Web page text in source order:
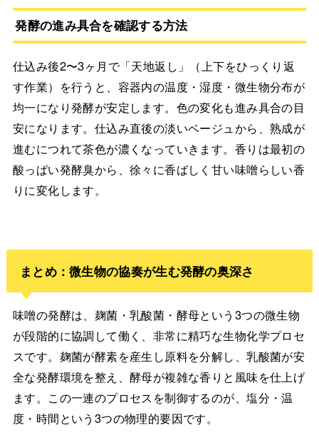
発酵の進み具合を確認する方法
仕込み後2〜3ヶ月で「天地返し」（上下をひっくり返
す作業）を行うと、容器内の温度・湿度・微生物分布が
均一になり発酵が安定します。色の変化も進み具合の目
安になります。仕込み直後の淡いベージュから、熟成が
進むにつれて茶色が濃くなっていきます。香りは最初の
酸っぱい発酵臭から、徐々に香ばしく甘い味噌らしい香
りに変化します。
まとめ：微生物の協奏が生む発酵の奥深さ
味噌の発酵は、麹菌・乳酸菌・酵母という3つの微生物
が段階的に協調して働く、非常に精巧な生物化学プロセ
スです。麹菌が酵素を産生し原料を分解し、乳酸菌が安
全な発酵環境を整え、酵母が複雑な香りと風味を仕上げ
ます。この一連のプロセスを制御するのが、塩分・温
度・時間という3つの物理的要因です。